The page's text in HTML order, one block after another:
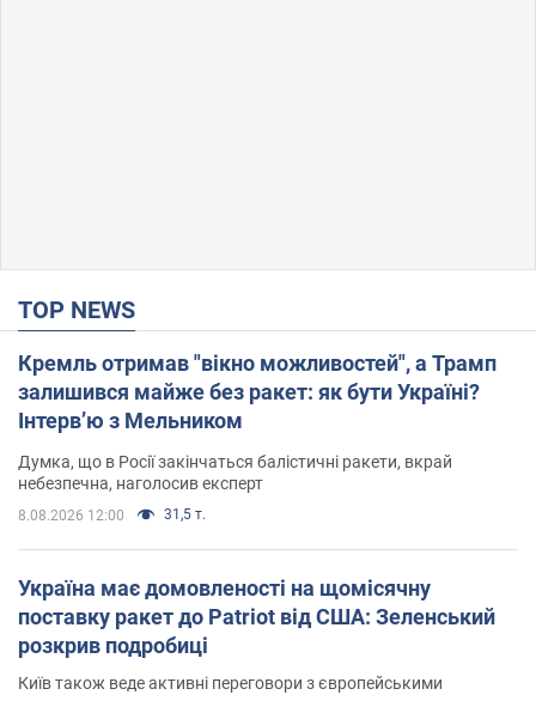
TOP NEWS
Кремль отримав "вікно можливостей", а Трамп
залишився майже без ракет: як бути Україні?
Інтерв’ю з Мельником
Думка, що в Росії закінчаться балістичні ракети, вкрай
небезпечна, наголосив експерт
8.08.2026 12:00 31,5 т.
Україна має домовленості на щомісячну
поставку ракет до Patriot від США: Зеленський
розкрив подробиці
Київ також веде активні переговори з європейськими